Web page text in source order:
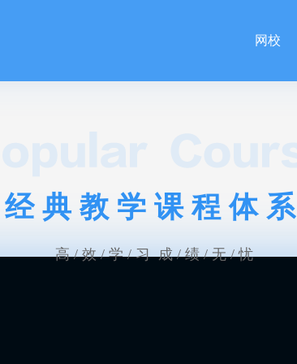
网校
经典教学课程体系
高 / 效 / 学 / 习 成 / 绩 / 无 / 忧